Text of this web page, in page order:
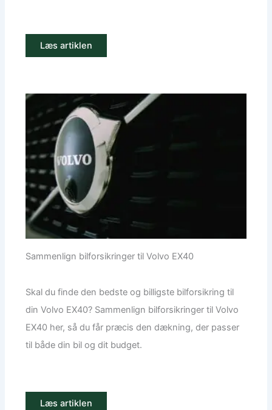
Læs artiklen
Sammenlign bilforsikringer til Volvo EX40
Skal du finde den bedste og billigste bilforsikring til
din Volvo EX40? Sammenlign bilforsikringer til Volvo
EX40 her, så du får præcis den dækning, der passer
til både din bil og dit budget.
Læs artiklen